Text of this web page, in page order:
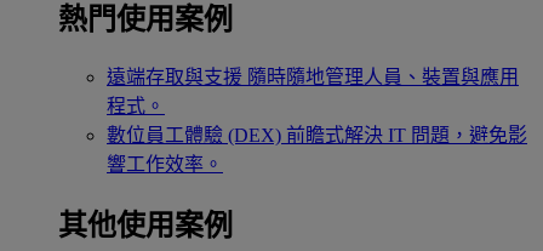
熱門使用案例
遠端存取與支援 隨時隨地管理人員、裝置與應用
程式。
數位員工體驗 (DEX) 前瞻式解決 IT 問題，避免影
響工作效率。
其他使用案例